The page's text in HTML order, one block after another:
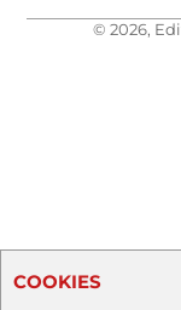
© 2026,
COOKIES